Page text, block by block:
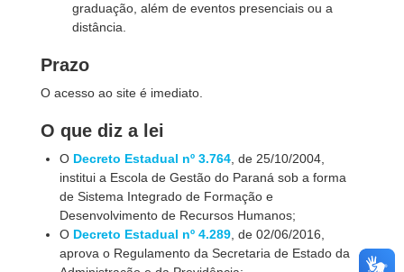
graduação, além de eventos presenciais ou a
distância.
Prazo
O acesso ao site é imediato.
O que diz a lei
O Decreto Estadual nº 3.764 , de 25/10/2004,
institui a Escola de Gestão do Paraná sob a forma
de Sistema Integrado de Formação e
Desenvolvimento de Recursos Humanos;
O Decreto Estadual nº 4.289 , de 02/06/2016,
aprova o Regulamento da Secretaria de Estado da